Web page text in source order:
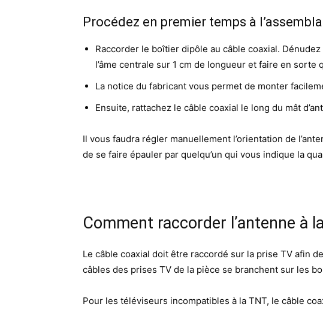
Procédez en premier temps à
Raccorder le boîtier dipôle au câble coaxial.
l’âme centrale sur 1 cm de longueur et faire en
La notice du fabricant vous permet de monter
Ensuite, rattachez le câble coaxial le long du mât
Il vous faudra régler manuellement l’orientation de
de se faire épauler par quelqu’un qui vous indique la
Comment raccorder l’antenne à
Le câble coaxial doit être raccordé sur la prise TV afin
câbles des prises TV de la pièce se branchent sur les
Pour les téléviseurs incompatibles à la TNT, le câble